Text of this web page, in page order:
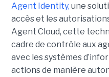
Agent Identity, une
accès et les
Agent Cloud, cette
cadre de contrôle aux
avec les systèmes
actions de manière